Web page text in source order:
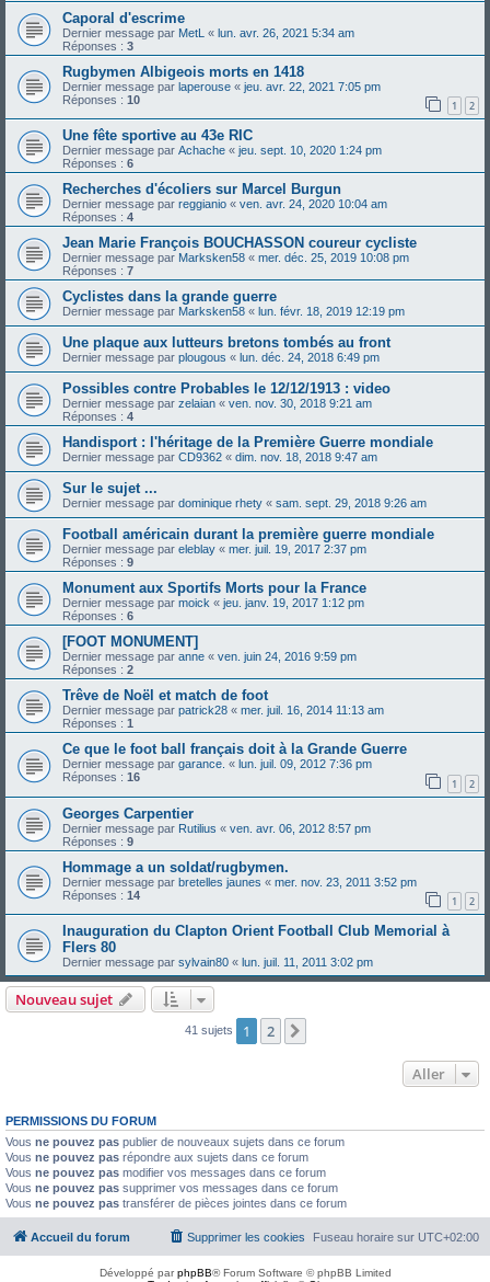
Caporal d'escrime
Dernier message par MetL « lun. avr. 26, 2021 5:34 am
Réponses : 3
Rugbymen Albigeois morts en 1418
Dernier message par laperouse « jeu. avr. 22, 2021 7:05 pm
Réponses : 10 1 2
Une fête sportive au 43e RIC
Dernier message par Achache « jeu. sept. 10, 2020 1:24 pm
Réponses : 6
Recherches d'écoliers sur Marcel Burgun
Dernier message par reggianio « ven. avr. 24, 2020 10:04 am
Réponses : 4
Jean Marie François BOUCHASSON coureur cycliste
Dernier message par Marksken58 « mer. déc. 25, 2019 10:08 pm
Réponses : 7
Cyclistes dans la grande guerre
Dernier message par Marksken58 « lun. févr. 18, 2019 12:19 pm
Une plaque aux lutteurs bretons tombés au front
Dernier message par plougous « lun. déc. 24, 2018 6:49 pm
Possibles contre Probables le 12/12/1913 : video
Dernier message par zelaian « ven. nov. 30, 2018 9:21 am
Réponses : 4
Handisport : l'héritage de la Première Guerre mondiale
Dernier message par CD9362 « dim. nov. 18, 2018 9:47 am
Sur le sujet ...
Dernier message par dominique rhety « sam. sept. 29, 2018 9:26 am
Football américain durant la première guerre mondiale
Dernier message par eleblay « mer. juil. 19, 2017 2:37 pm
Réponses : 9
Monument aux Sportifs Morts pour la France
Dernier message par moick « jeu. janv. 19, 2017 1:12 pm
Réponses : 6
[FOOT MONUMENT]
Dernier message par anne « ven. juin 24, 2016 9:59 pm
Réponses : 2
Trêve de Noël et match de foot
Dernier message par patrick28 « mer. juil. 16, 2014 11:13 am
Réponses : 1
Ce que le foot ball français doit à la Grande Guerre
Dernier message par garance. « lun. juil. 09, 2012 7:36 pm
Réponses : 16 1 2
Georges Carpentier
Dernier message par Rutilius « ven. avr. 06, 2012 8:57 pm
Réponses : 9
Hommage a un soldat/rugbymen.
Dernier message par bretelles jaunes « mer. nov. 23, 2011 3:52 pm
Réponses : 14 1 2
Inauguration du Clapton Orient Football Club Memorial à
Flers 80
Dernier message par sylvain80 « lun. juil. 11, 2011 3:02 pm
Nouveau sujet
41 sujets 1 2
Aller
PERMISSIONS DU FORUM
Vous ne pouvez pas publier de nouveaux sujets dans ce forum
Vous ne pouvez pas répondre aux sujets dans ce forum
Vous ne pouvez pas modifier vos messages dans ce forum
Vous ne pouvez pas supprimer vos messages dans ce forum
Vous ne pouvez pas transférer de pièces jointes dans ce forum
Accueil du forum Fuseau horaire sur UTC+02:00
Supprimer les cookies
Développé parphpBB® Forum Software © phpBB Limited